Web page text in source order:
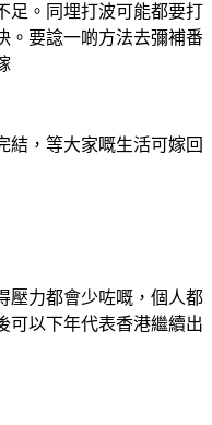
足。同埋打波可能都要打
。要諗一啲方法去彌補番
結，等大家嘅生活可嫁回
壓力都會少咗嘅，個人都
可以下年代表香港繼續出